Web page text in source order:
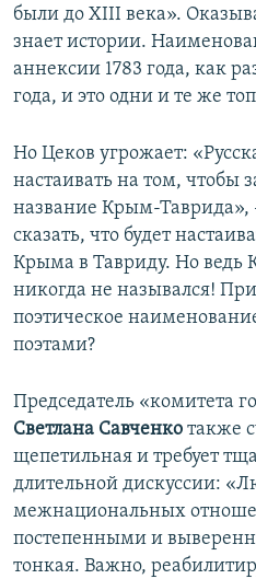
были до XIII века».
знает истории.
аннексии 1783 года, как
года, и это одни и те же
Но Цеков угрожает:
настаивать на том, чтобы
название Крым-Таврида»,
сказать, что будет
Крыма в Тавриду. Но ведь
никогда не назывался!
поэтическое
поэтами?
Председатель «комитета
Светлана Савченко также
щепетильная и требует
длительной дискуссии:
межнациональных
постепенными и
тонкая. Важно,